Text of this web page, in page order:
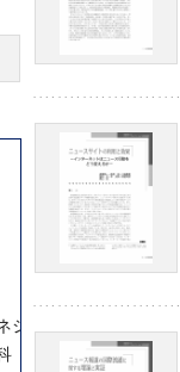
メント研究科